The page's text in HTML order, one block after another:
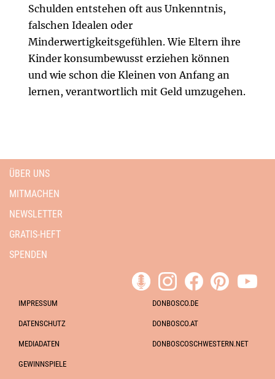
Schulden entstehen oft aus Unkenntnis,
falschen Idealen oder
Minderwertigkeitsgefühlen. Wie Eltern ihre
Kinder konsumbewusst erziehen können
und wie schon die Kleinen von Anfang an
lernen, verantwortlich mit Geld umzugehen.
ÜBER UNS
MITMACHEN
NEWSLETTER
GRATIS-HEFT
SPENDEN
IMPRESSUM
DATENSCHUTZ
MEDIADATEN
GEWINNSPIELE
DONBOSCO.DE
DONBOSCO.AT
DONBOSCOSCHWESTERN.NET